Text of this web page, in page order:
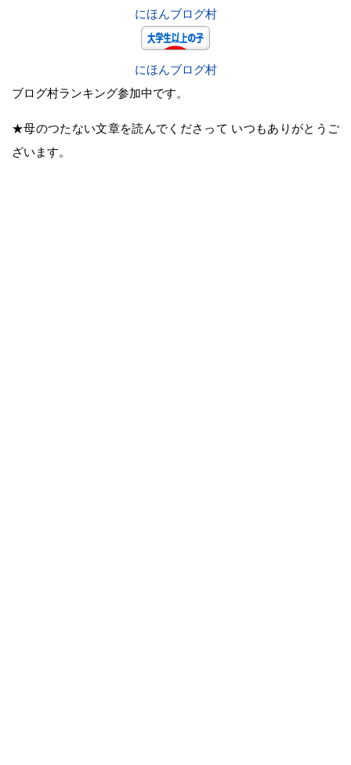
にほんブログ村
にほんブログ村
ブログ村ランキング参加中です。
★母のつたない文章を読んでくださって いつもありがとうご
ざいます。